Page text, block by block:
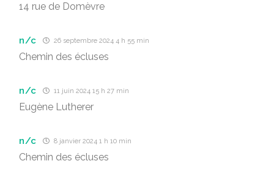
14 rue de Domèvre
n/c 26 septembre 2024 4 h 55 min
Chemin des écluses
n/c 11 juin 2024 15 h 27 min
Eugène Lutherer
n/c 8 janvier 2024 1 h 10 min
Chemin des écluses